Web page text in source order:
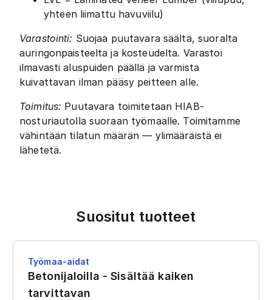
yhteen liimattu havuviilu)
Varastointi: Suojaa puutavara säältä, suoralta
auringonpaisteelta ja kosteudelta. Varastoi
ilmavasti aluspuiden päällä ja varmista
kuivattavan ilman pääsy peitteen alle.
Toimitus: Puutavara toimitetaan HIAB-
nosturiautolla suoraan työmaalle. Toimitamme
vähintään tilatun määrän — ylimääräistä ei
lähetetä.
Suositut tuotteet
Työmaa-aidat
Betonijaloilla - Sisältää kaiken
tarvittavan